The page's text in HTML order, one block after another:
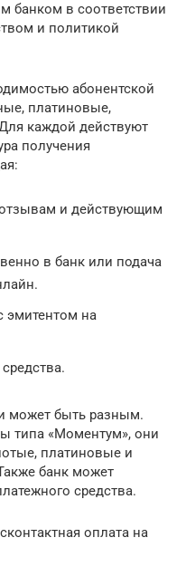
банком в соответствии
и политикой
абонентской
платиновые,
каждой действуют
получения
и действующим
в банк или подача
эмитентом на
может быть разным.
типа «Моментум», они
платиновые и
банк может
средства.
оплата на